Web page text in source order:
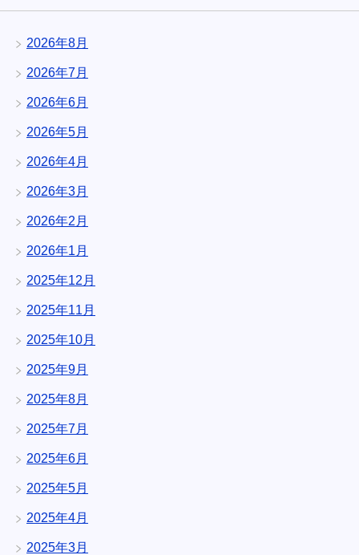
2026年8月
2026年7月
2026年6月
2026年5月
2026年4月
2026年3月
2026年2月
2026年1月
2025年12月
2025年11月
2025年10月
2025年9月
2025年8月
2025年7月
2025年6月
2025年5月
2025年4月
2025年3月